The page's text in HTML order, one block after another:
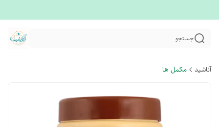
جستجو
آناشید مکمل ها